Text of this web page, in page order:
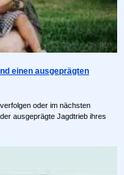
einen ausgeprägten
oder im nächsten
ausgeprägte Jagdtrieb ihres